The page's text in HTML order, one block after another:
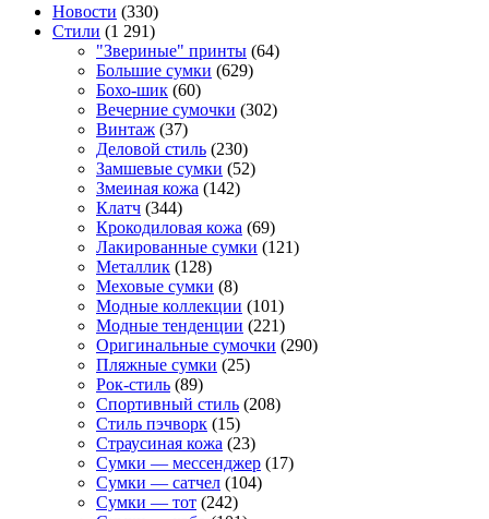
Новости (330)
Стили (1 291)
"Звериные" принты (64)
Большие сумки (629)
Бохо-шик (60)
Вечерние сумочки (302)
Винтаж (37)
Деловой стиль (230)
Замшевые сумки (52)
Змеиная кожа (142)
Клатч (344)
Крокодиловая кожа (69)
Лакированные сумки (121)
Металлик (128)
Меховые сумки (8)
Модные коллекции (101)
Модные тенденции (221)
Оригинальные сумочки (290)
Пляжные сумки (25)
Рок-стиль (89)
Спортивный стиль (208)
Стиль пэчворк (15)
Страусиная кожа (23)
Сумки — мессенджер (17)
Сумки — сатчел (104)
Сумки — тот (242)